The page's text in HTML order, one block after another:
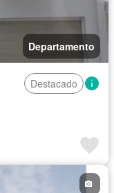
Departamento
Destacado